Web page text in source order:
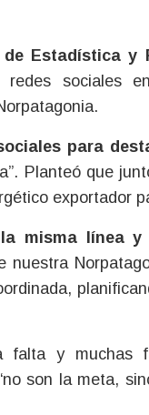
Estadística y
sociales
para
Planteó que
exportador
misma línea
falta y muchas
son la meta,